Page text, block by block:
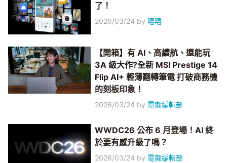
了！
2026/03/24 by 嘻嘻
【開箱】有 AI、高續航、還能玩
3A 級大作?全新 MSI Prestige 14
Flip AI+ 輕薄翻轉筆電 打破商務機
的刻板印象！
2026/03/24 by 電獺編輯部
WWDC26 公布 6 月登場！AI 終
於要有感升級了嗎？
2026/03/24 by 電獺編輯部